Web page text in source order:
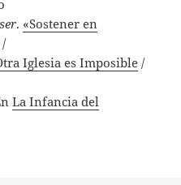
. «Sostener en
Iglesia es Imposible /
La Infancia del